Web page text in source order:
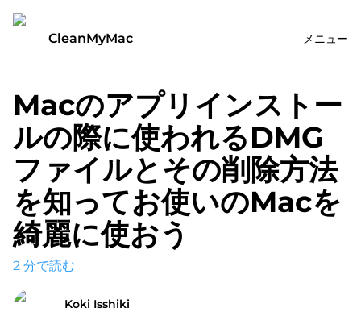
CleanMyMac メニュー
Macのアプリインストー
ルの際に使われるDMG
ファイルとその削除方法
を知ってお使いのMacを
綺麗に使おう
2 分で読む
Koki Isshiki